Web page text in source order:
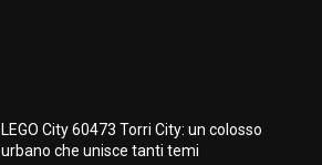
LEGO City 60473 Torri City: un colosso
urbano che unisce tanti temi